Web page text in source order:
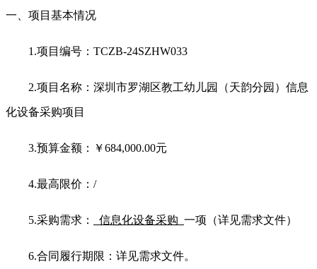
一、项目基本情况
1.项目编号： TCZB-24SZHW033
2.项目名称：深圳市罗湖区教工幼儿园（天韵分园）信息
化设备采购项目
3.预算金额：￥684,000.00元
4.最高限价： /
5.采购需求： 信息化设备采购 一项（详见需求文件）
6.合同履行期限：详见需求文件。